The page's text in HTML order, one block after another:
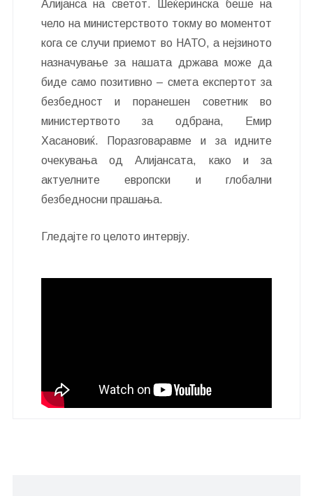
Алијанса на светот. Шеќеринска беше на
чело на министерството токму во моментот
кога се случи приемот во НАТО, а нејзиното
назначување за нашата држава може да
биде само позитивно – смета експертот за
безбедност и поранешен советник во
министертвото за одбрана, Емир
Хасановиќ. Поразговаравме и за идните
очекувања од Алијансата, како и за
актуелните европски и глобални
безбедносни прашања.
Гледајте го целото интервју.